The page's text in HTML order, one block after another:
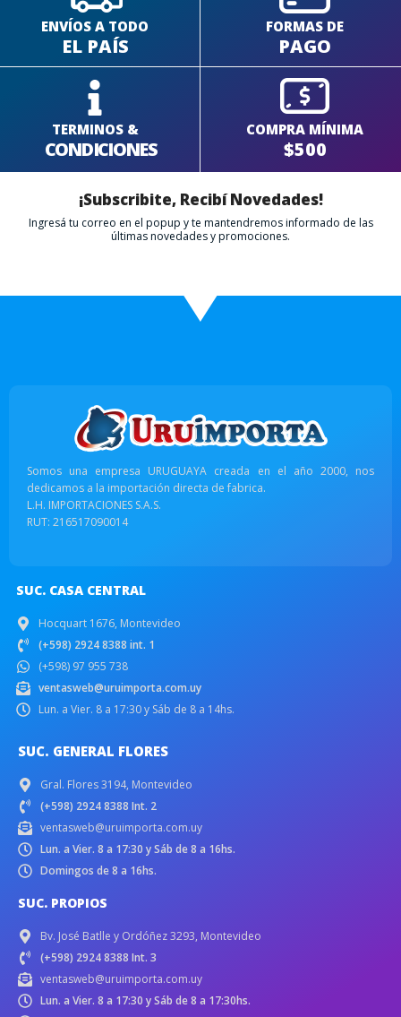
ENVÍOS A TODO
EL PAÍS
FORMAS DE
PAGO
TERMINOS &
CONDICIONES
COMPRA MÍNIMA
$500
¡Subscribite, Recibí Novedades!
Ingresá tu correo en el popup y te mantendremos informado de las
últimas novedades y promociones.
Somos una empresa URUGUAYA creada en el año 2000, nos
dedicamos a la importación directa de fabrica.
L.H. IMPORTACIONES S.A.S.
RUT: 216517090014
SUC. CASA CENTRAL
Hocquart 1676, Montevideo
(+598) 2924 8388 int. 1
(+598) 97 955 738
ventasweb@uruimporta.com.uy
Lun. a Vier. 8 a 17:30 y Sáb de 8 a 14hs.
SUC. GENERAL FLORES
Gral. Flores 3194, Montevideo
(+598) 2924 8388 Int. 2
ventasweb@uruimporta.com.uy
Lun. a Vier. 8 a 17:30 y Sáb de 8 a 16hs.
Domingos de 8 a 16hs.
SUC. PROPIOS
Bv. José Batlle y Ordóñez 3293, Montevideo
(+598) 2924 8388 Int. 3
ventasweb@uruimporta.com.uy
Lun. a Vier. 8 a 17:30 y Sáb de 8 a 17:30hs.